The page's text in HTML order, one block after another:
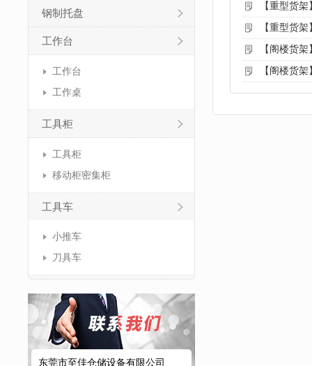
钢制托盘
工作台
工作台
工作桌
工具柜
工具柜
移动柜密集柜
工具车
小推车
刀具车
东莞市至佳仓储设备有限公司
【重型货
【重型货
【阁楼货
【阁楼货